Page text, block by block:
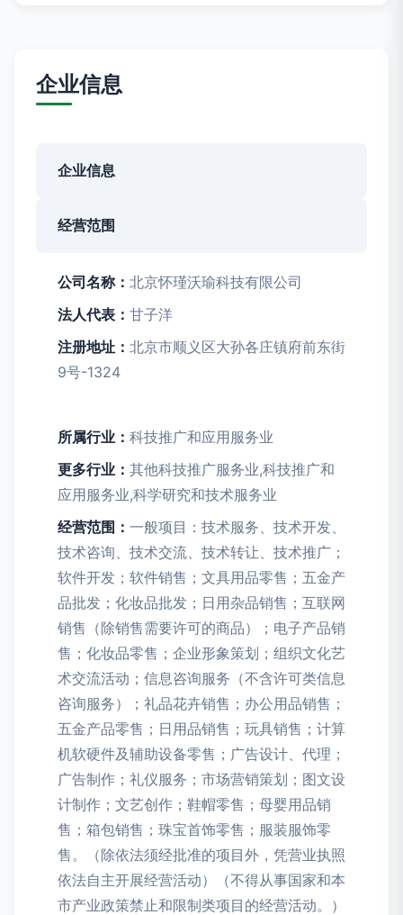
企业信息
企业信息
经营范围
公司名称： 北京怀瑾沃瑜科技有限公司
法人代表： 甘子洋
注册地址： 北京市顺义区大孙各庄镇府前东街
9号-1324
所属行业： 科技推广和应用服务业
更多行业： 其他科技推广服务业,科技推广和
应用服务业,科学研究和技术服务业
经营范围： 一般项目：技术服务、技术开发、
技术咨询、技术交流、技术转让、技术推广；
软件开发；软件销售；文具用品零售；五金产
品批发；化妆品批发；日用杂品销售；互联网
销售（除销售需要许可的商品）；电子产品销
售；化妆品零售；企业形象策划；组织文化艺
术交流活动；信息咨询服务（不含许可类信息
咨询服务）；礼品花卉销售；办公用品销售；
五金产品零售；日用品销售；玩具销售；计算
机软硬件及辅助设备零售；广告设计、代理；
广告制作；礼仪服务；市场营销策划；图文设
计制作；文艺创作；鞋帽零售；母婴用品销
售；箱包销售；珠宝首饰零售；服装服饰零
售。（除依法须经批准的项目外，凭营业执照
依法自主开展经营活动）（不得从事国家和本
市产业政策禁止和限制类项目的经营活动。）